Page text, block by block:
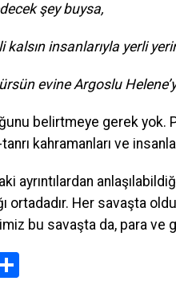
şey buysa,
kalsın insanlarıyla yerli
evine Argoslu
belirtmeye gerek yok.
kahramanları ve
ayrıntılardan
ortadadır. Her savaşta
bu savaşta da, para ve